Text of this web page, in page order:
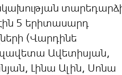
5 երիտասարդ
(Վարդինե
Ավետիսյան,
Լինա Ալին, Սոնա